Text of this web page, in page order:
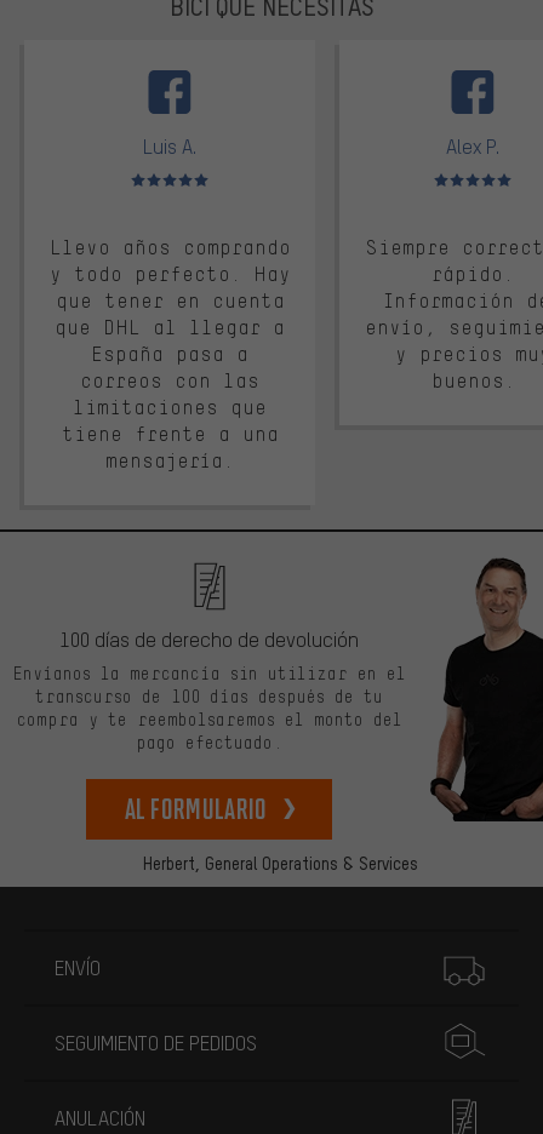
Luis A.
Valoración media: 5 de 5
Llevo años comprando
y todo perfecto. Hay
que tener en cuenta
que DHL al llegar a
España pasa a
correos con las
limitaciones que
tiene frente a una
mensajería.
Alex P.
Valoración
Siempre
rápido.
Información
envío,
y precios
buenos.
Herbert, General Operations & Services
100 días de derecho de devolución
Envíanos la mercancía sin utilizar en el
transcurso de 100 días después de tu
compra y te reembolsaremos el monto del
pago efectuado.
Al formulario
ENVÍO
SEGUIMIENTO DE PEDIDOS
ANULACIÓN